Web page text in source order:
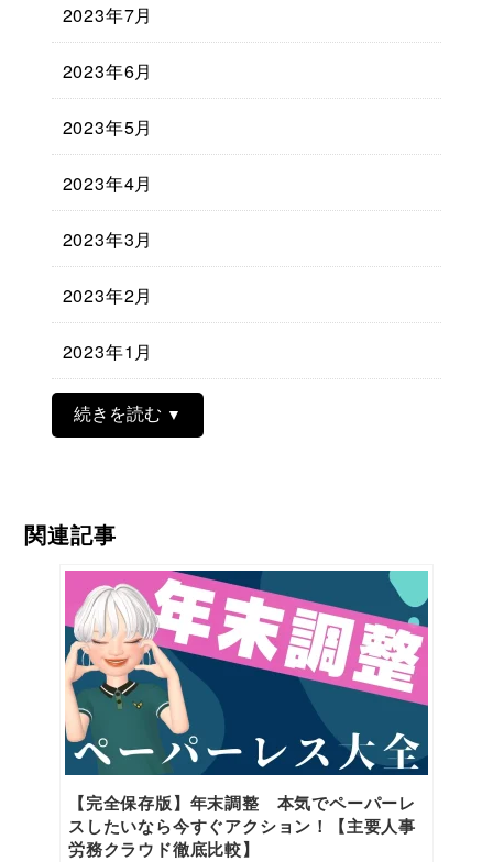
2023年7月
2023年6月
2023年5月
2023年4月
2023年3月
2023年2月
2023年1月
続きを読む
関連記事
【完全保存版】年末調整 本気でペーパーレ
スしたいなら今すぐアクション！【主要人事
労務クラウド徹底比較】